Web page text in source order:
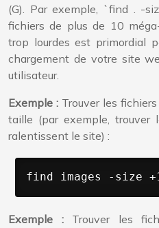
(G). Par exemple, `find . -
fichiers de plus de 10
trop lourdes est primordial
chargement de votre site
utilisateur.
Exemple : Trouver les
taille (par exemple, trouver
ralentissent le site) :
find images -size
Exemple : Trouver les